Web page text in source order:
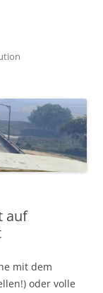
auf
mit dem
oder volle